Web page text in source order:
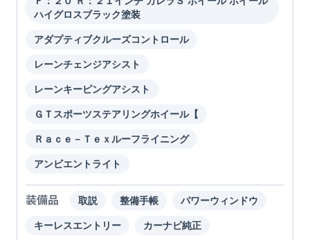
ハイグロスブラック塗装
アダプティブクルーズコントロール
レーンチェンジアシスト
レーンキーピングアシスト
ＧＴスポーツステアリングホイール【
Ｒａｃｅ－Ｔｅｘルーフライニング
アンビエントライト
装備品 取説 整備手帳 パワーウィンドウ
キーレスエントリー カーナビ純正